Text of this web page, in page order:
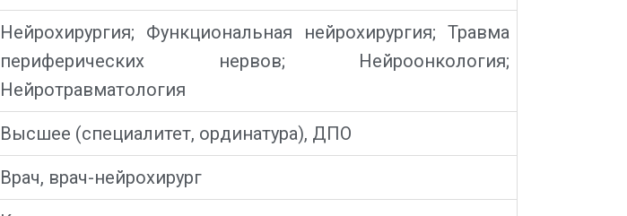
Нейрохирургия; Функциональная нейрохирургия; Травма
периферических нервов; Нейроонкология;
Нейротравматология
Высшее (специалитет, ординатура), ДПО
Врач, врач-нейрохирург